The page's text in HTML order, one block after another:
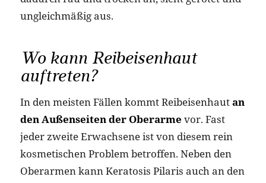
ungleichmäßig aus.
Wo kann Reibeisenhaut
auftreten?
In den meisten Fällen kommt Reibeisenhautan
den Außenseiten der Oberarme vor. Fast
jeder zweite Erwachsene ist von diesem rein
kosmetischen Problem betroffen. Neben den
Oberarmen kann Keratosis Pilaris auch an den